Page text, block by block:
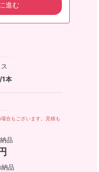
進む
/1本
合もございます。見積も
品
品